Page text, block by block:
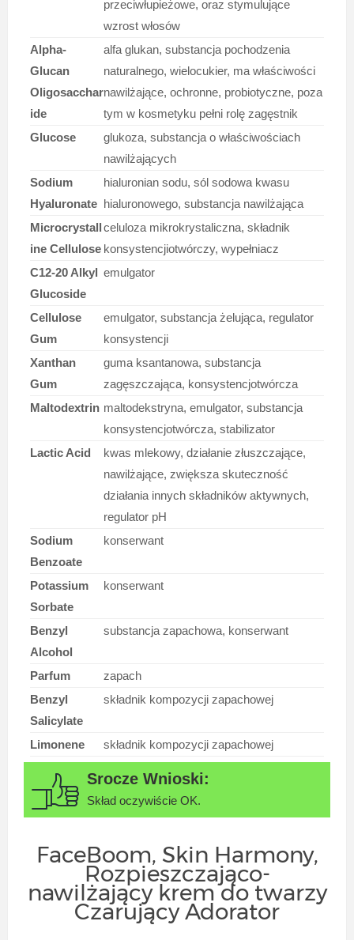
przeciwłupieżowe, oraz stymulujące
wzrost włosów
Alpha-
Glucan
Oligosacchar
ide
alfa glukan, substancja pochodzenia
naturalnego, wielocukier, ma właściwości
nawilżające, ochronne, probiotyczne, poza
tym w kosmetyku pełni rolę zagęstnik
Glucose
glukoza, substancja o właściwościach
nawilżających
Sodium
Hyaluronate
hialuronian sodu, sól sodowa kwasu
hialuronowego, substancja nawilżająca
Microcrystall
ine Cellulose
celuloza mikrokrystaliczna, składnik
konsystencjiotwórczy, wypełniacz
C12-20 Alkyl
Glucoside
emulgator
Cellulose
Gum
emulgator, substancja żelująca, regulator
konsystencji
Xanthan
Gum
guma ksantanowa, substancja
zagęszczająca, konsystencjotwórcza
Maltodextrin maltodekstryna, emulgator, substancja
konsystencjotwórcza, stabilizator
Lactic Acid
kwas mlekowy, działanie złuszczające,
nawilżające, zwiększa skuteczność
działania innych składników aktywnych,
regulator pH
Sodium
Benzoate
konserwant
Potassium
Sorbate
konserwant
Benzyl
Alcohol
substancja zapachowa, konserwant
Parfum
zapach
Benzyl
Salicylate
składnik kompozycji zapachowej
Limonene składnik kompozycji zapachowej
Skład oczywiście OK.
FaceBoom, Skin Harmony,
Rozpieszczająco-
nawilżający krem do twarzy
Czarujący Adorator